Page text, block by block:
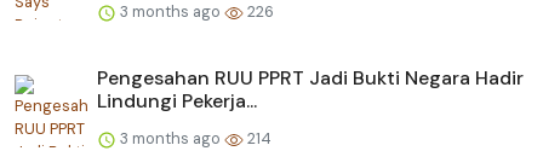
3 months ago 226
Pengesahan RUU PPRT Jadi Bukti Negara Hadir
Lindungi Pekerja...
3 months ago 214